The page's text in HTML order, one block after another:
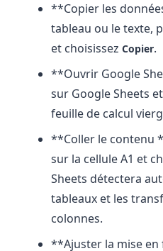
**Copier les
tableau ou le texte,
et choisissez Copier.
**Ouvrir Google
sur Google Sheets
feuille de calcul
**Coller le contenu
sur la cellule A1 et
Sheets détectera
tableaux et les
colonnes.
**Ajuster la mise